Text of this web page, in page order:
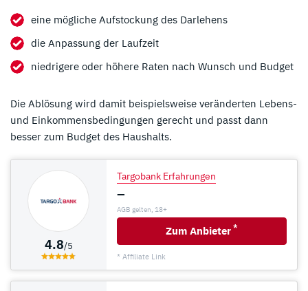
eine mögliche Aufstockung des Darlehens
die Anpassung der Laufzeit
niedrigere oder höhere Raten nach Wunsch und Budget
Die Ablösung wird damit beispielsweise veränderten Lebens-
und Einkommensbedingungen gerecht und passt dann
besser zum Budget des Haushalts.
4.8/5
Targobank Erfahrungen
–
AGB gelten, 18+
Zum Anbieter *
* Affiliate Link